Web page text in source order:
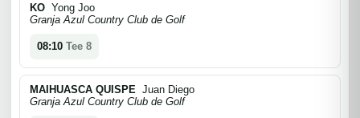
KO Yong Joo
Granja Azul Country Club de Golf
08:10 Tee 8
MAIHUASCA QUISPE Juan Diego
Granja Azul Country Club de Golf